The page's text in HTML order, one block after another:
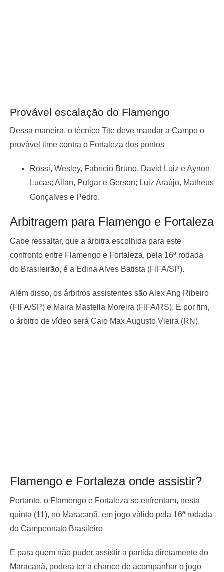
Provável escalação do Flamengo
Dessa maneira, o técnico Tite deve mandar a Campo o
provável time contra o Fortaleza dos pontos
Rossi, Wesley, Fabrício Bruno, David Luiz e Ayrton
Lucas; Allan, Pulgar e Gerson; Luiz Araújo, Matheus
Gonçalves e Pedro.
Arbitragem para Flamengo e Fortaleza
Cabe ressaltar, que a árbitra escolhida para este
confronto entre Flamengo e Fortaleza, pela 16ª rodada
do Brasileirão, é a Edina Alves Batista (FIFA/SP).
Além disso, os árbitros assistentes são Alex Ang Ribeiro
(FIFA/SP) e Maira Mastella Moreira (FIFA/RS). E por fim,
o árbitro de vídeo será Caio Max Augusto Vieira (RN).
Flamengo e Fortaleza onde assistir?
Portanto, o Flamengo e Fortaleza se enfrentam, nesta
quinta (11), no Maracanã, em jogo válido pela 16ª rodada
do Campeonato Brasileiro
E para quem não puder assistir a partida diretamente do
Maracanã, poderá ter a chance de acompanhar o jogo